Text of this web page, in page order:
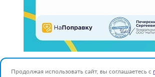
Продолжая использовать сайт, вы соглашаетесь с